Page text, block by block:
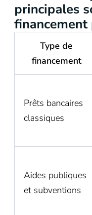
principales
financement
Type de
financement
Prêts bancaires
classiques
Aides publiques
et subventions